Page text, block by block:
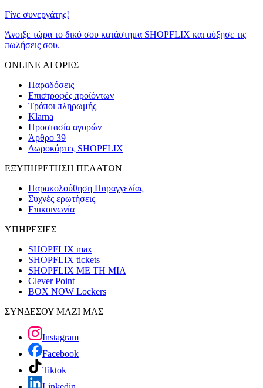
Γίνε συνεργάτης!
Άνοιξε τώρα το δικό σου κατάστημα SHOPFLIX και αύξησε τις
πωλήσεις σου.
ONLINE ΑΓΟΡΕΣ
Παραδόσεις
Επιστροφές προϊόντων
Τρόποι πληρωμής
Klarna
Προστασία αγορών
Άρθρο 39
Δωροκάρτες SHOPFLIX
ΕΞΥΠΗΡΕΤΗΣΗ ΠΕΛΑΤΩΝ
Παρακολούθηση Παραγγελίας
Συχνές ερωτήσεις
Επικοινωνία
ΥΠΗΡΕΣΙΕΣ
SHOPFLIX max
SHOPFLIX tickets
SHOPFLIX ΜΕ ΤΗ ΜΙΑ
Clever Point
BOX NOW Lockers
ΣΥΝΔΕΣΟΥ ΜΑΖΙ ΜΑΣ
Instagram
Facebook
Tiktok